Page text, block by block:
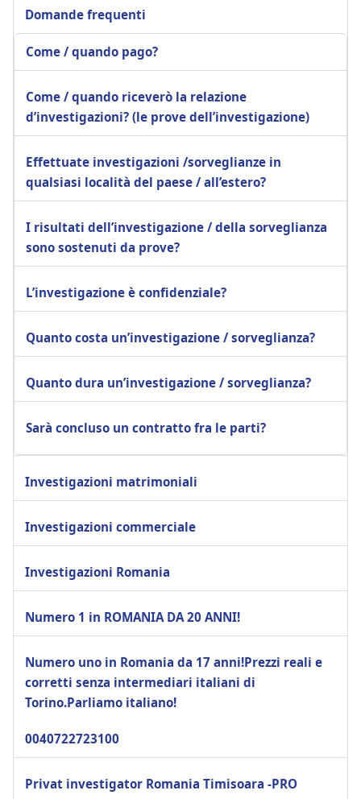
Domande frequenti
Come / quando pago?
Come / quando riceverò la relazione
d’investigazioni? (le prove dell’investigazione)
Effettuate investigazioni /sorveglianze in
qualsiasi località del paese / all’estero?
I risultati dell’investigazione / della sorveglianza
sono sostenuti da prove?
L’investigazione è confidenziale?
Quanto costa un’investigazione / sorveglianza?
Quanto dura un’investigazione / sorveglianza?
Sarà concluso un contratto fra le parti?
Investigazioni matrimoniali
Investigazioni commerciale
Investigazioni Romania
Numero 1 in ROMANIA DA 20 ANNI!
Numero uno in Romania da 17 anni!Prezzi reali e
corretti senza intermediari italiani di
Torino.Parliamo italiano!
0040722723100
Privat investigator Romania Timisoara -PRO